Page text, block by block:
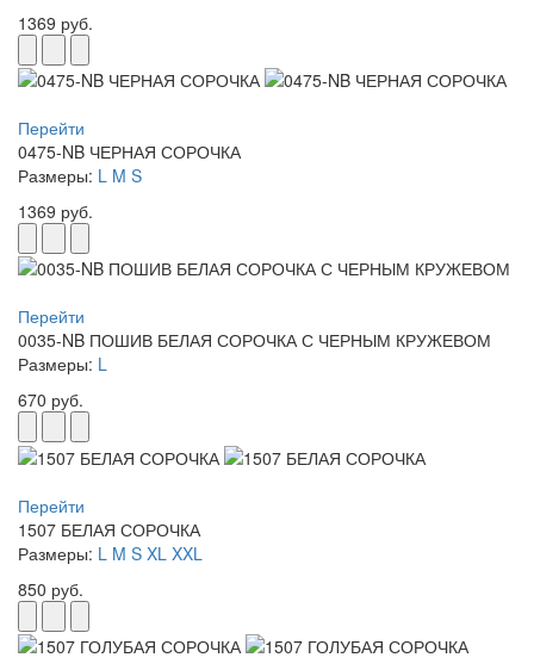
1369 руб.
Перейти
0475-NB ЧЕРНАЯ СОРОЧКА
Размеры: L M S
1369 руб.
Перейти
0035-NB ПОШИВ БЕЛАЯ СОРОЧКА С ЧЕРНЫМ КРУЖЕВОМ
Размеры: L
670 руб.
Перейти
1507 БЕЛАЯ СОРОЧКА
Размеры: L M S XL XXL
850 руб.